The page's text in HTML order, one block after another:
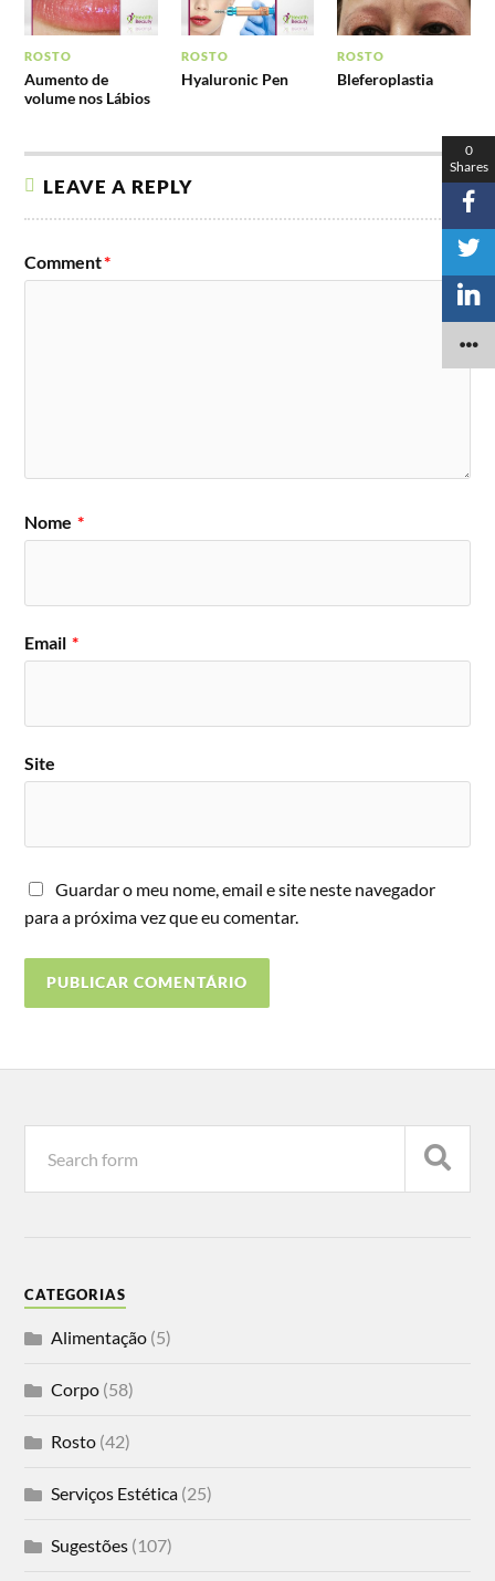
ROSTO
Aumento de
volume nos Lábios
ROSTO
Hyaluronic Pen
ROSTO
Bleferoplastia
LEAVE A REPLY
Comment*
Nome *
Email *
Site
Guardar o meu nome, email e site neste navegador
para a próxima vez que eu comentar.
CATEGORIAS
Alimentação (5)
Corpo (58)
Rosto (42)
Serviços Estética (25)
Sugestões (107)
0
Shares